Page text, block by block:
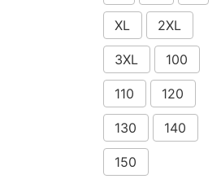
XL 2XL
3XL 100
110 120
130 140
150